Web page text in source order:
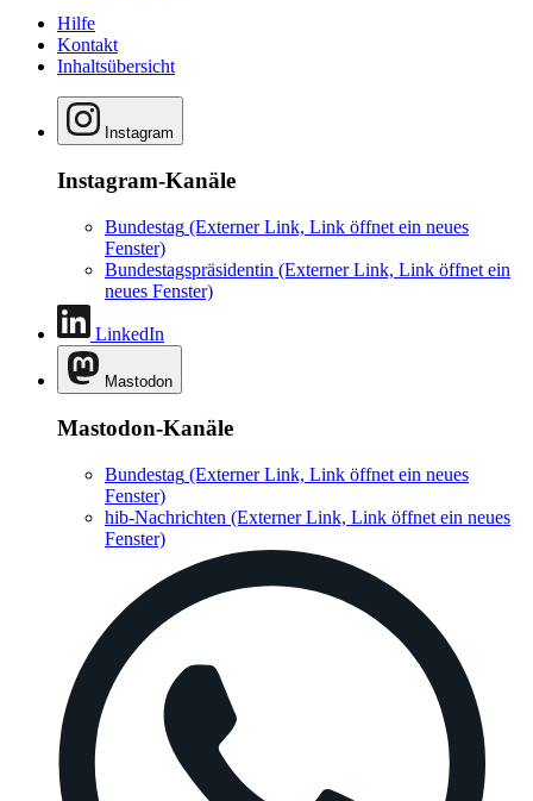
Hilfe
Kontakt
Inhaltsübersicht
Instagram
Instagram-Kanäle
Bundestag (Externer Link, Link öffnet ein neues
Fenster)
Bundestagspräsidentin (Externer Link, Link öffnet ein
neues Fenster)
LinkedIn
Mastodon
Mastodon-Kanäle
Bundestag (Externer Link, Link öffnet ein neues
Fenster)
hib-Nachrichten (Externer Link, Link öffnet ein neues
Fenster)